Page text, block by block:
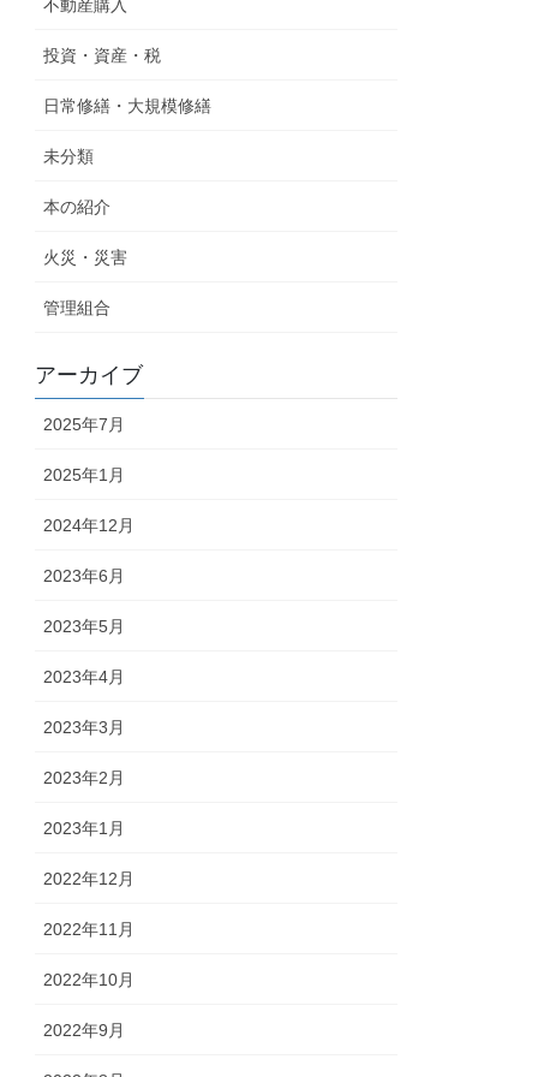
不動産購入
投資・資産・税
日常修繕・大規模修繕
未分類
本の紹介
火災・災害
管理組合
アーカイブ
2025年7月
2025年1月
2024年12月
2023年6月
2023年5月
2023年4月
2023年3月
2023年2月
2023年1月
2022年12月
2022年11月
2022年10月
2022年9月